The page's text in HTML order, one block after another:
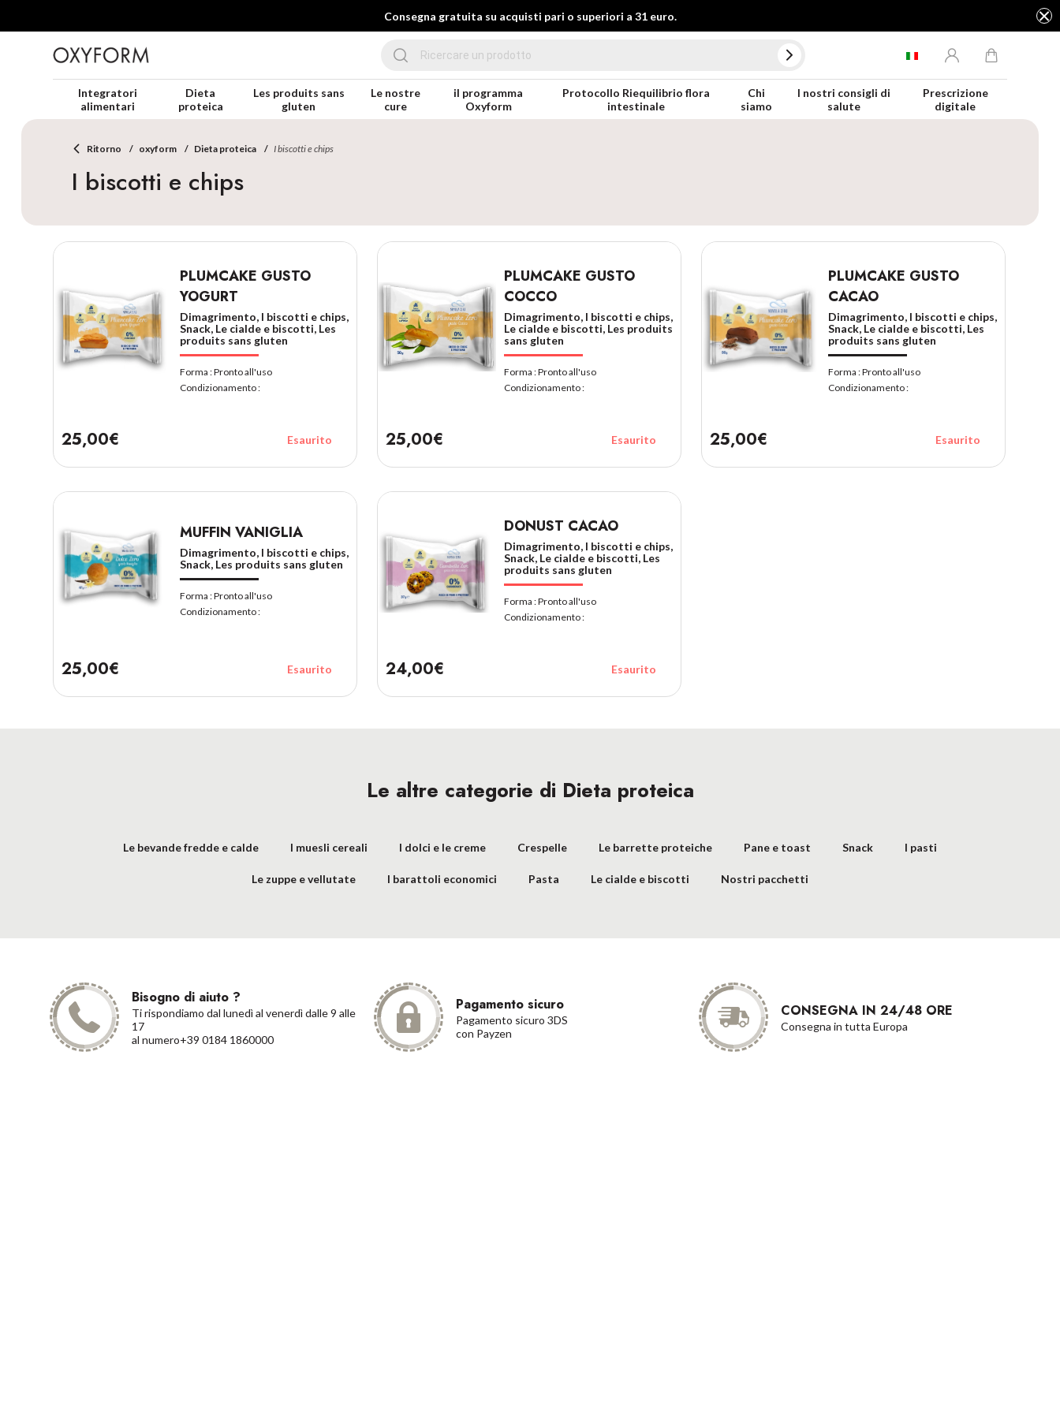
Consegna gratuita su acquisti pari o superiori a 31 euro.
Integratori
alimentari
Dieta
proteica
Les produits sans
gluten
Le nostre
cure
il programma
Oxyform
Protocollo Riequilibrio flora
intestinale
Chi
siamo
I nostri consigli di
salute
Prescrizione
digitale
Ritorno oxyform Dieta proteica I biscotti e chips
I biscotti e chips
PLUMCAKE GUSTO
YOGURT
Dimagrimento, I biscotti e chips,
Snack, Le cialde e biscotti, Les
produits sans gluten
Forma :Pronto all'uso
Condizionamento :
25,00€ Esaurito
PLUMCAKE GUSTO
COCCO
Dimagrimento, I biscotti e chips,
Le cialde e biscotti, Les produits
sans gluten
Forma :Pronto all'uso
Condizionamento :
25,00€ Esaurito
PLUMCAKE GUSTO
CACAO
Dimagrimento, I biscotti e chips,
Snack, Le cialde e biscotti, Les
produits sans gluten
Forma :Pronto all'uso
Condizionamento :
25,00€ Esaurito
MUFFIN VANIGLIA
Dimagrimento, I biscotti e chips,
Snack, Les produits sans gluten
Forma :Pronto all'uso
Condizionamento :
25,00€ Esaurito
DONUST CACAO
Dimagrimento, I biscotti e chips,
Snack, Le cialde e biscotti, Les
produits sans gluten
Forma :Pronto all'uso
Condizionamento :
24,00€ Esaurito
Le altre categorie di Dieta proteica
Le bevande fredde e calde I muesli cereali I dolci e le creme Crespelle Le barrette proteiche Pane e toast Snack I pasti
Le zuppe e vellutate I barattoli economici Pasta Le cialde e biscotti Nostri pacchetti
Bisogno di aiuto ?
Ti rispondiamo dal lunedì al venerdì dalle 9 alle
17
al numero+39 0184 1860000
Pagamento sicuro
Pagamento sicuro 3DS
con Payzen
CONSEGNA IN 24/48 ORE
Consegna in tutta Europa